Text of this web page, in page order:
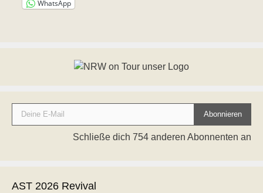
WhatsApp
Deine E-Mail
Abonnieren
Schließe dich 754 anderen Abonnenten an
AST 2026 Revival